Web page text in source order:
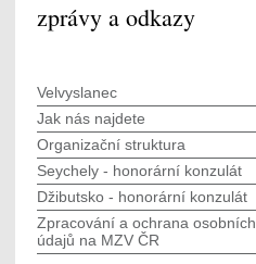
zprávy a odkazy
Velvyslanec
Jak nás najdete
Organizační struktura
Seychely - honorární konzulát
Džibutsko - honorární konzulát
Zpracování a ochrana osobních
údajů na MZV ČR